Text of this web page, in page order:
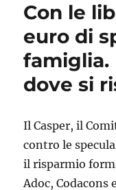
Con le
euro di
famiglia.
dove si
Il Casper, il
contro le
il risparmio
Adoc, Codacons e